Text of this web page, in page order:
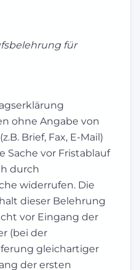
für
ohne Angabe von
Brief, Fax, E-Mail)
Sache vor Fristablauf
durch
widerrufen. Die
dieser Belehrung
vor Eingang der
(bei der
gleichartiger
der ersten